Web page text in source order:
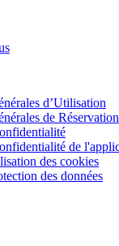
d’Utilisation
de
de
des cookies
des données